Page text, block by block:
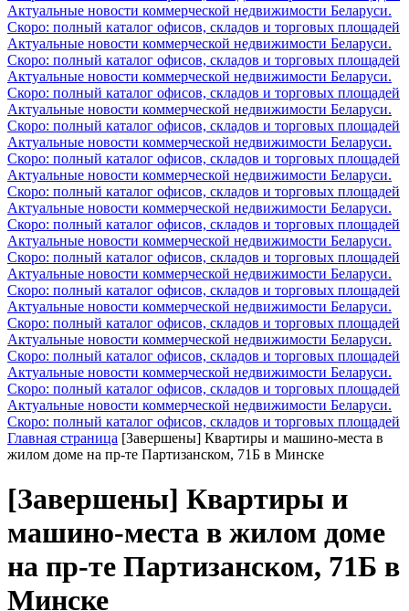
Актуальные новости коммерческой недвижимости Беларуси.
Скоро: полный каталог офисов, складов и торговых площадей
Актуальные новости коммерческой недвижимости Беларуси.
Скоро: полный каталог офисов, складов и торговых площадей
Актуальные новости коммерческой недвижимости Беларуси.
Скоро: полный каталог офисов, складов и торговых площадей
Актуальные новости коммерческой недвижимости Беларуси.
Скоро: полный каталог офисов, складов и торговых площадей
Актуальные новости коммерческой недвижимости Беларуси.
Скоро: полный каталог офисов, складов и торговых площадей
Актуальные новости коммерческой недвижимости Беларуси.
Скоро: полный каталог офисов, складов и торговых площадей
Актуальные новости коммерческой недвижимости Беларуси.
Скоро: полный каталог офисов, складов и торговых площадей
Актуальные новости коммерческой недвижимости Беларуси.
Скоро: полный каталог офисов, складов и торговых площадей
Актуальные новости коммерческой недвижимости Беларуси.
Скоро: полный каталог офисов, складов и торговых площадей
Актуальные новости коммерческой недвижимости Беларуси.
Скоро: полный каталог офисов, складов и торговых площадей
Актуальные новости коммерческой недвижимости Беларуси.
Скоро: полный каталог офисов, складов и торговых площадей
Актуальные новости коммерческой недвижимости Беларуси.
Скоро: полный каталог офисов, складов и торговых площадей
Актуальные новости коммерческой недвижимости Беларуси.
Скоро: полный каталог офисов, складов и торговых площадей
Главная страница [Завершены] Квартиры и машино-места в
жилом доме на пр-те Партизанском, 71Б в Минске
[Завершены] Квартиры и
машино-места в жилом доме
на пр-те Партизанском, 71Б в
Минске